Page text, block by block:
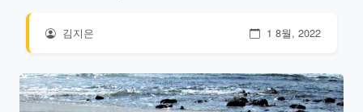
김지은 1 8월, 2022